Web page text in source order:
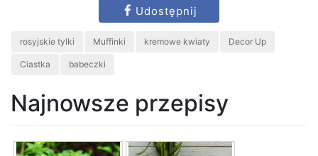
Udostępnij
rosyjskie tylki Muffinki kremowe kwiaty Decor Up
Ciastka babeczki
Najnowsze przepisy